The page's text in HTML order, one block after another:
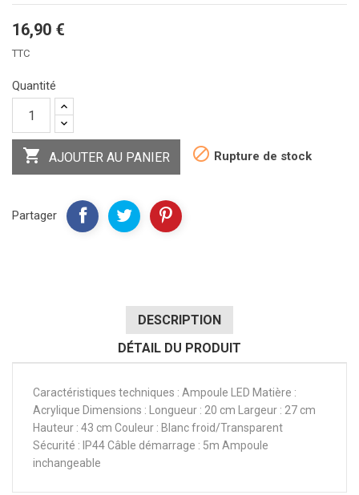
16,90 €
TTC
Quantité
 AJOUTER AU PANIER  Rupture de stock
Partager
DESCRIPTION
DÉTAIL DU PRODUIT
Caractéristiques techniques : Ampoule LED Matière :
Acrylique Dimensions : Longueur : 20 cm Largeur : 27 cm
Hauteur : 43 cm Couleur : Blanc froid/Transparent
Sécurité : IP44 Câble démarrage : 5m Ampoule
inchangeable